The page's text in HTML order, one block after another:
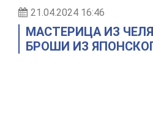
21.04.2024 16:46
МАСТЕРИЦА ИЗ
БРОШИ ИЗ